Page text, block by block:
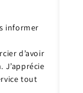
informer
d’avoir
J’apprécie
tout